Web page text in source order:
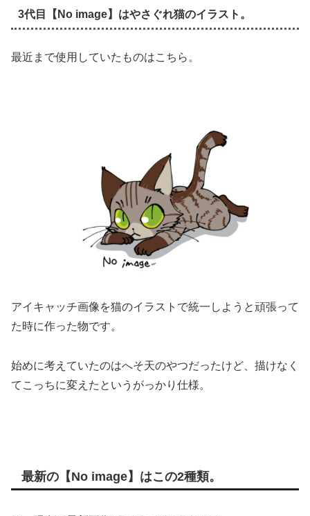
3代目【No image】はやさぐれ猫のイラスト。
最近まで使用していたものはこちら。
アイキャッチ画像を猫のイラストで統一しようと頑張って
た時に作った物です。
始めに考えていたのはへそ天のやつだったけど、描けなく
てこっちに変えたというがっかり仕様。
最新の【No image】はこの2種類。